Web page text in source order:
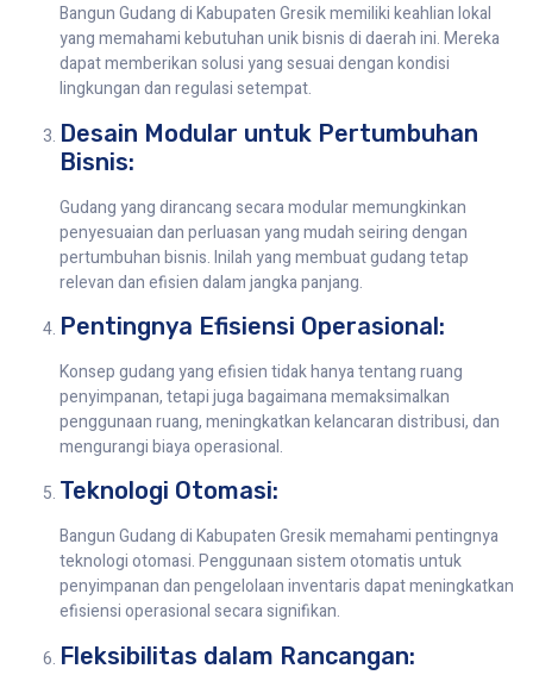
Bangun Gudang di Kabupaten Gresik memiliki keahlian lokal
yang memahami kebutuhan unik bisnis di daerah ini. Mereka
dapat memberikan solusi yang sesuai dengan kondisi
lingkungan dan regulasi setempat.
Desain Modular untuk Pertumbuhan
Bisnis:
Gudang yang dirancang secara modular memungkinkan
penyesuaian dan perluasan yang mudah seiring dengan
pertumbuhan bisnis. Inilah yang membuat gudang tetap
relevan dan efisien dalam jangka panjang.
Pentingnya Efisiensi Operasional:
Konsep gudang yang efisien tidak hanya tentang ruang
penyimpanan, tetapi juga bagaimana memaksimalkan
penggunaan ruang, meningkatkan kelancaran distribusi, dan
mengurangi biaya operasional.
Teknologi Otomasi:
Bangun Gudang di Kabupaten Gresik memahami pentingnya
teknologi otomasi. Penggunaan sistem otomatis untuk
penyimpanan dan pengelolaan inventaris dapat meningkatkan
efisiensi operasional secara signifikan.
Fleksibilitas dalam Rancangan: